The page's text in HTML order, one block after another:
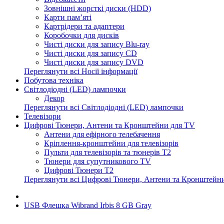
Зовнішні жорсткі диски (HDD)
Карти пам’яті
Картрідери та адаптери
Коробочки для дисків
Чисті диски для запису Blu-ray
Чисті диски для запису CD
Чисті диски для запису DVD
Переглянути всі Носії інформації
Побутова техніка
Світлодіодні (LED) лампочки
Декор
Переглянути всі Світлодіодні (LED) лампочки
Телевізори
Цифрові Тюнери, Антени та Кронштейни для TV
Антени для ефірного телебачення
Кріплення-кронштейни для телевізорів
Пульти для телевізорів та тюнерів T2
Тюнери для супутникового TV
Цифрові Тюнери T2
Переглянути всі Цифрові Тюнери, Антени та
USB Флешка Wibrand Irbis 8 GB Gray